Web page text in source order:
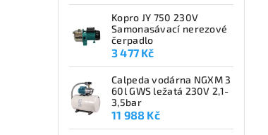
Kopro JY 750 230V
Samonasávací nerezové
čerpadlo
3 477 Kč
Calpeda vodárna NGXM 3
60l GWS ležatá 230V 2,1-
3,5bar
11 988 Kč